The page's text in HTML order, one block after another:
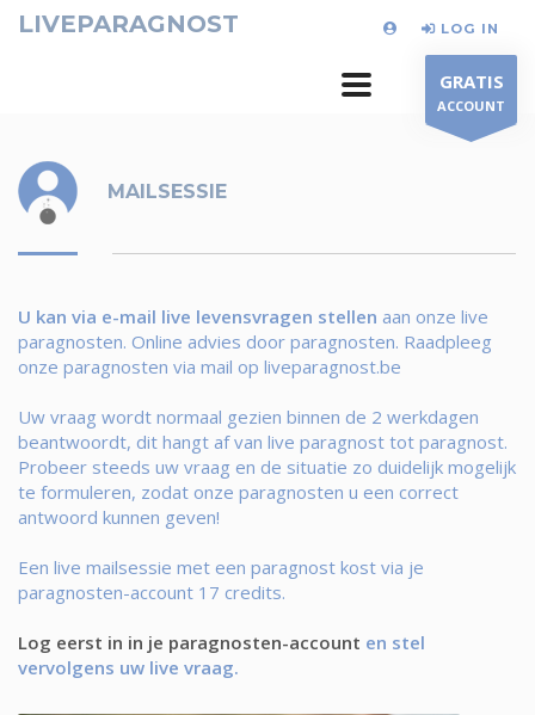
LIVEPARAGNOST LOG IN
GRATIS
ACCOUNT
MAILSESSIE
U kan via e-mail live levensvragen stellen aan onze live
paragnosten. Online advies door paragnosten. Raadpleeg
onze paragnosten via mail op liveparagnost.be
Uw vraag wordt normaal gezien binnen de 2 werkdagen
beantwoordt, dit hangt af van live paragnost tot paragnost.
Probeer steeds uw vraag en de situatie zo duidelijk mogelijk
te formuleren, zodat onze paragnosten u een correct
antwoord kunnen geven!
Een live mailsessie met een paragnost kost via je
paragnosten-account 17 credits.
Log eerst in in je paragnosten-account en stel
vervolgens uw live vraag.